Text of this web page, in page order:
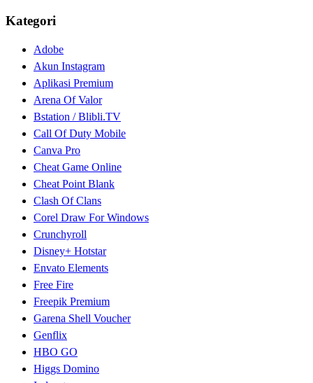
Kategori
Adobe
Akun Instagram
Aplikasi Premium
Arena Of Valor
Bstation / Blibli.TV
Call Of Duty Mobile
Canva Pro
Cheat Game Online
Cheat Point Blank
Clash Of Clans
Corel Draw For Windows
Crunchyroll
Disney+ Hotstar
Envato Elements
Free Fire
Freepik Premium
Garena Shell Voucher
Genflix
HBO GO
Higgs Domino